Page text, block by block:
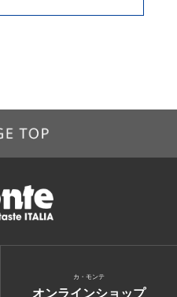
オンラインショップ
カ・モンテ